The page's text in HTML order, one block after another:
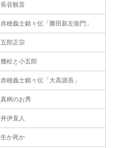
長谷観音
赤穂義士銘々伝「勝田新左衛門」
五郎正宗
幾松と小五郎
赤穂義士銘々伝「大高源吾」
真柄のお秀
井伊直人
生か死か